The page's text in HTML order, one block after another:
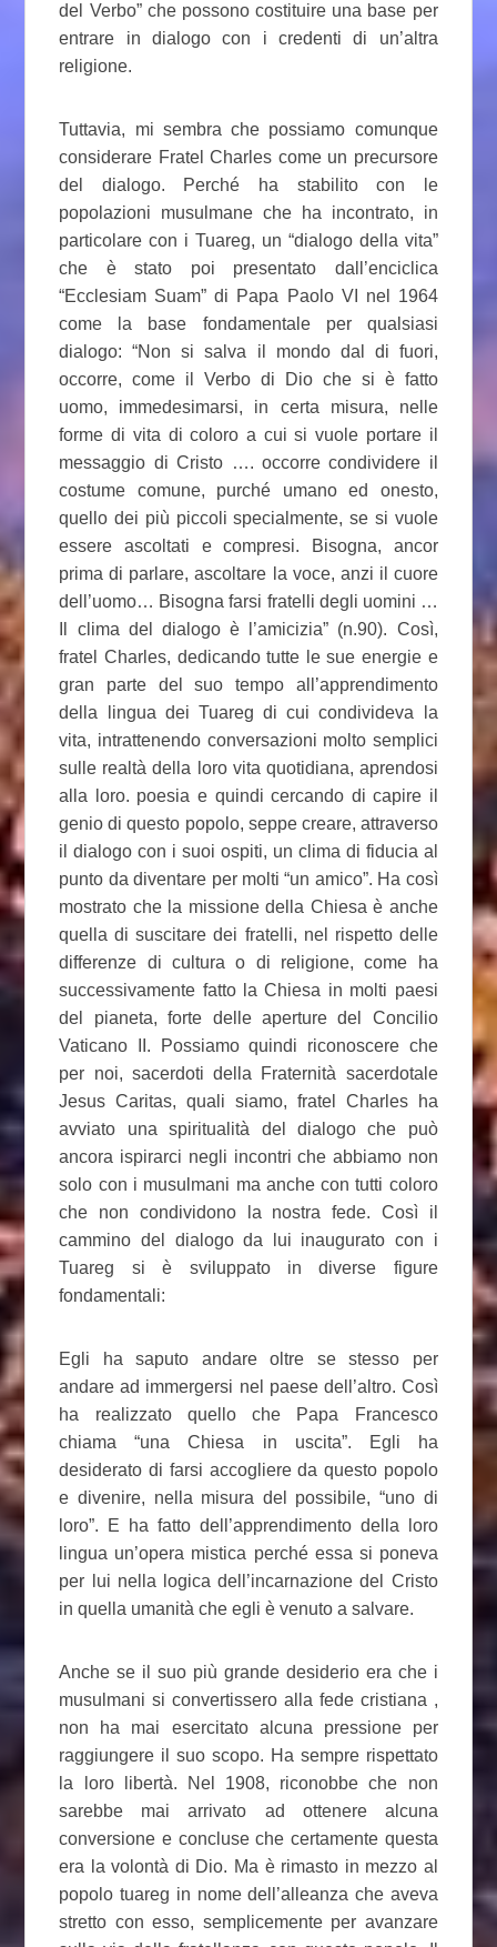
del Verbo” che possono costituire una base per
entrare in dialogo con i credenti di un’altra
religione.
Tuttavia, mi sembra che possiamo comunque
considerare Fratel Charles come un precursore
del dialogo. Perché ha stabilito con le
popolazioni musulmane che ha incontrato, in
particolare con i Tuareg, un “dialogo della vita”
che è stato poi presentato dall’enciclica
“Ecclesiam Suam” di Papa Paolo VI nel 1964
come la base fondamentale per qualsiasi
dialogo: “Non si salva il mondo dal di fuori,
occorre, come il Verbo di Dio che si è fatto
uomo, immedesimarsi, in certa misura, nelle
forme di vita di coloro a cui si vuole portare il
messaggio di Cristo …. occorre condividere il
costume comune, purché umano ed onesto,
quello dei più piccoli specialmente, se si vuole
essere ascoltati e compresi. Bisogna, ancor
prima di parlare, ascoltare la voce, anzi il cuore
dell’uomo… Bisogna farsi fratelli degli uomini …
Il clima del dialogo è l’amicizia” (n.90). Così,
fratel Charles, dedicando tutte le sue energie e
gran parte del suo tempo all’apprendimento
della lingua dei Tuareg di cui condivideva la
vita, intrattenendo conversazioni molto semplici
sulle realtà della loro vita quotidiana, aprendosi
alla loro. poesia e quindi cercando di capire il
genio di questo popolo, seppe creare, attraverso
il dialogo con i suoi ospiti, un clima di fiducia al
punto da diventare per molti “un amico”. Ha così
mostrato che la missione della Chiesa è anche
quella di suscitare dei fratelli, nel rispetto delle
differenze di cultura o di religione, come ha
successivamente fatto la Chiesa in molti paesi
del pianeta, forte delle aperture del Concilio
Vaticano II. Possiamo quindi riconoscere che
per noi, sacerdoti della Fraternità sacerdotale
Jesus Caritas, quali siamo, fratel Charles ha
avviato una spiritualità del dialogo che può
ancora ispirarci negli incontri che abbiamo non
solo con i musulmani ma anche con tutti coloro
che non condividono la nostra fede. Così il
cammino del dialogo da lui inaugurato con i
Tuareg si è sviluppato in diverse figure
fondamentali:
Egli ha saputo andare oltre se stesso per
andare ad immergersi nel paese dell’altro. Così
ha realizzato quello che Papa Francesco
chiama “una Chiesa in uscita”. Egli ha
desiderato di farsi accogliere da questo popolo
e divenire, nella misura del possibile, “uno di
loro”. E ha fatto dell’apprendimento della loro
lingua un’opera mistica perché essa si poneva
per lui nella logica dell’incarnazione del Cristo
in quella umanità che egli è venuto a salvare.
Anche se il suo più grande desiderio era che i
musulmani si convertissero alla fede cristiana ,
non ha mai esercitato alcuna pressione per
raggiungere il suo scopo. Ha sempre rispettato
la loro libertà. Nel 1908, riconobbe che non
sarebbe mai arrivato ad ottenere alcuna
conversione e concluse che certamente questa
era la volontà di Dio. Ma è rimasto in mezzo al
popolo tuareg in nome dell’alleanza che aveva
stretto con esso, semplicemente per avanzare